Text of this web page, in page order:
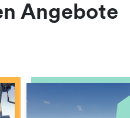
Angebote